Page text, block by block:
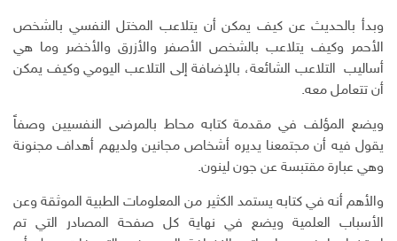
وبدأ بالحديث عن كيف يمكن أن يتلاعب المختل النفسي بالشخص
الأحمر وكيف يتلاعب بالشخص الأصفر والأزرق والأخضر وما هي
أساليب التلاعب الشائعة، بالإضافة إلى التلاعب اليومي وكيف يمكن
أن تتعامل معه.
ويضع المؤلف في مقدمة كتابه محاط بالمرضى النفسيين وصفاً
يقول فيه أن مجتمعنا يديره أشخاص مجانين ولديهم أهداف مجنونة
وهي عبارة مقتبسة عن جون لينون.
والأهم أنه في كتابه يستمد الكثير من المعلومات الطبية الموثقة وعن
الأسباب العلمية ويضع في نهاية كل صفحة المصادر التي تم